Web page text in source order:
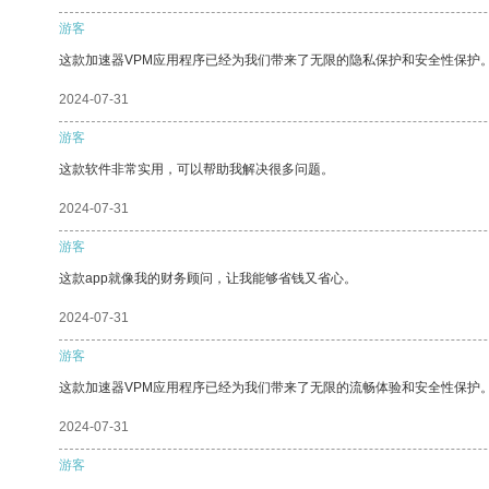
游客
这款加速器VPM应用程序已经为我们带来了无限的隐私保护和安全性保护
2024-07-31
游客
这款软件非常实用，可以帮助我解决很多问题。
2024-07-31
游客
这款app就像我的财务顾问，让我能够省钱又省心。
2024-07-31
游客
这款加速器VPM应用程序已经为我们带来了无限的流畅体验和安全性保护
2024-07-31
游客